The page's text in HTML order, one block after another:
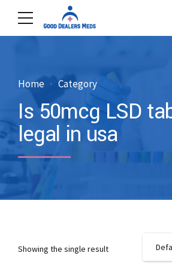
Home Category
Is 50mcg LSD
legal in usa
Showing the single result